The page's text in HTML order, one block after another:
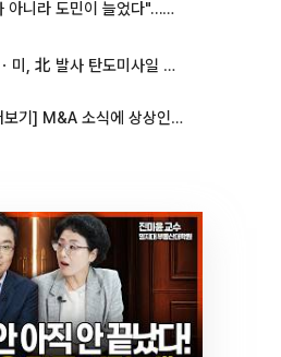
추미애 "복지가 아니라 도민이 늘었다"…재정난 책임론 정면돌파
北 발사 탄도미사일 제원 정밀분석 중"
[급등락주 짚어보기] M&A 소식에 상상인증권ㆍ유니켐 ‘상한가’⋯유증 제동 걸린 SK디앤디↑